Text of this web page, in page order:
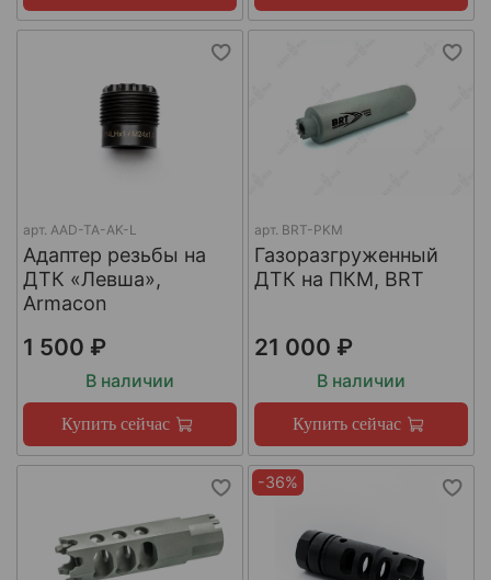
арт. AAD-TA-AK-L
Адаптер резьбы на
ДТК «Левша»,
Armacon
1 500 ₽
В наличии
Купить сейчас
арт. BRT-PKM
Газоразгруженный
ДТК на ПКМ, BRT
21 000 ₽
В наличии
Купить сейчас
-36%